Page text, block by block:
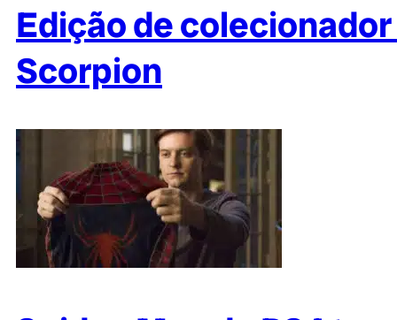
Edição de
Scorpion